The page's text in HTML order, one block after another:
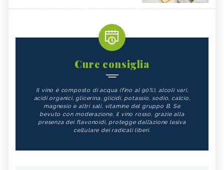
Cure consiglia
Il vino è composto di acqua (fino al 90%), alcoli vari,
acidi organici, glicerina, glicidi, potassio, sodio, calcio,
magnesio e altri sali, vitamine del gruppo B. Se
bevuto con moderazione, il vino rosso, grazie alla
presenza dei flavonoidi, protegge dall’azione lesiva
cellulare dei radicali liberi.